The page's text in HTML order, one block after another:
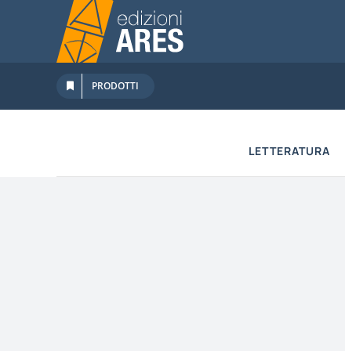
contenuto
PRODOTTI
LETTERATURA